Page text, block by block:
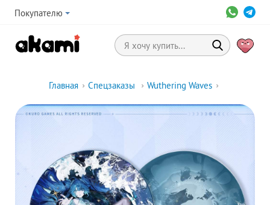
Покупателю
Главная › Спецзаказы › Wuthering Waves ›